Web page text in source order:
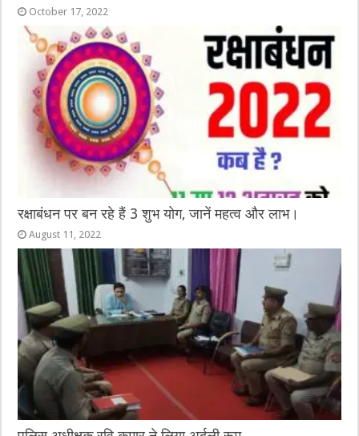
October 17, 2022
रक्षाबंधन पर बन रहे हैं 3 शुभ योग, जानें महत्व और लाभ।
August 11, 2022